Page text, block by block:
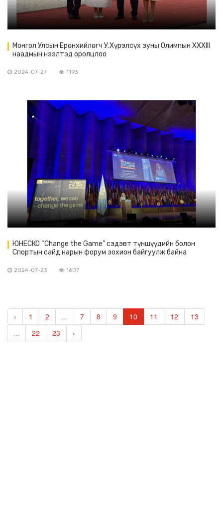
Монгол Улсын Ерөнхийлөгч У.Хүрэлсүх зуны Олимпын XXXIII
наадмын нээлтэд оролцлоо
2024-07-27 1193
ЮНЕСКО “Change the Game” сэдэвт түншүүдийн болон
Спортын сайд нарын форум зохион байгуулж байна
2024-07-23 1607
‹ 1 2 ... 7 8 9 10 11 12
13
...
22 23 ›